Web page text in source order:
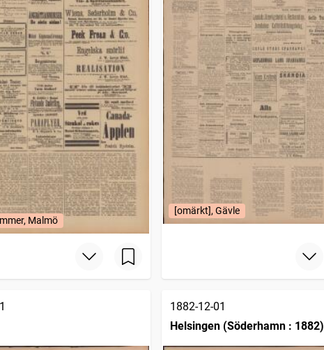
Malmö
[omärkt], Gävle
1882-12-01
Helsingen (Söderhamn : 1882)